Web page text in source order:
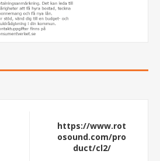
https://www.rot
osound.com/pro
duct/cl2/